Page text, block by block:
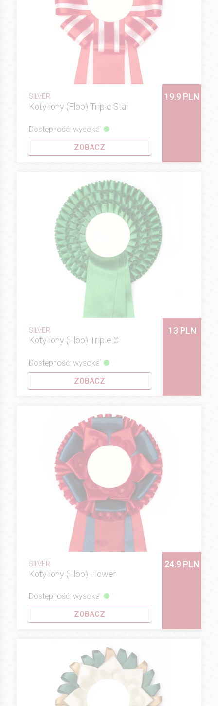
SILVER
Kotyliony (Floo) Triple Star
19.9 PLN
Dostępność: wysoka
ZOBACZ
SILVER
Kotyliony (Floo) Triple C
13 PLN
Dostępność: wysoka
ZOBACZ
SILVER
Kotyliony (Floo) Flower
24.9 PLN
Dostępność: wysoka
ZOBACZ